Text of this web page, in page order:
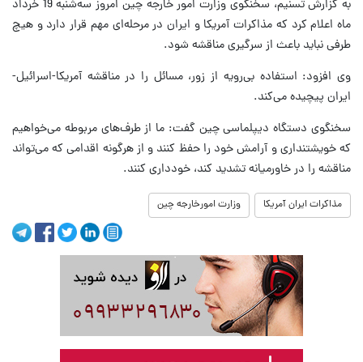
به گزارش تسنیم، سخنگوی وزارت امور خارجه چین امروز سه‌شنبه 19 خرداد
ماه اعلام کرد که مذاکرات آمریکا و ایران در مرحله‌ای مهم قرار دارد و هیچ
طرفی نباید باعث از سرگیری مناقشه شود.
وی افزود: استفاده بی‌رویه از زور، مسائل را در مناقشه آمریکا-اسرائیل-
ایران پیچیده می‌کند.
سخنگوی دستگاه دیپلماسی چین گفت: ما از طرف‌های مربوطه می‌خواهیم
که خویشتنداری و آرامش خود را حفظ کنند و از هرگونه اقدامی که می‌تواند
مناقشه را در خاورمیانه تشدید کند، خودداری کنند.
مذاکرات ایران آمریکا وزارت امورخارجه چین